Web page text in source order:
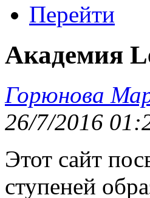
Перейти
Академия
Горюнова
26/7/2016
Этот сайт
ступеней